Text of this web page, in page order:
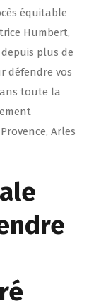
équitable
Humbert,
plus de
défendre vos
toute la
Arles